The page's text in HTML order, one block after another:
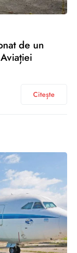
de un
Citește